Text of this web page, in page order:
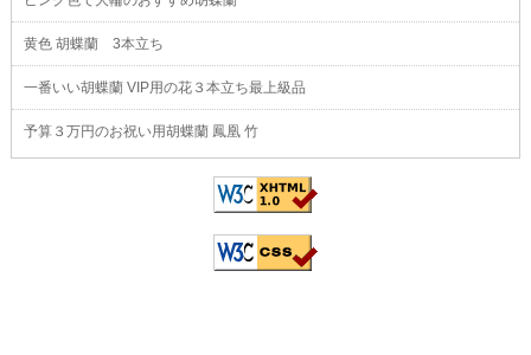
黄色 胡蝶蘭 3本立ち
一番いい胡蝶蘭 VIP用の花３本立ち最上級品
予算３万円のお祝い用胡蝶蘭 鳳凰 竹